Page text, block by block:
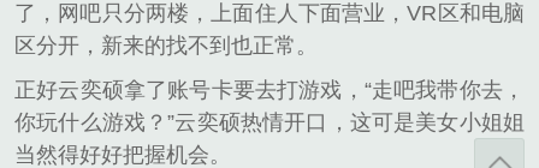
了，网吧只分两楼，上面住人下面营业，VR区和电脑
区分开，新来的找不到也正常。
正好云奕硕拿了账号卡要去打游戏，“走吧我带你去，
你玩什么游戏？”云奕硕热情开口，这可是美女小姐姐
当然得好好把握机会。